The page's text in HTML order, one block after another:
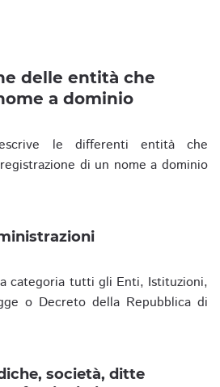
delle entità che
a dominio
le differenti entità che
di un nome a dominio
categoria tutti gli Enti, Istituzioni,
o Decreto della Repubblica di
società, ditte